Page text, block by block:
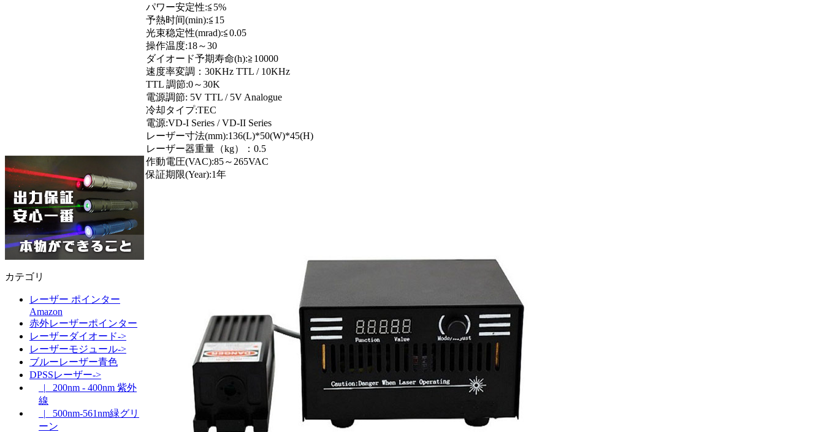
カテゴリ
レーザー ポインター
Amazon
赤外レーザーポインター
レーザーダイオード->
レーザーモジュール->
ブルーレーザー青色
DPSSレーザー->
|_ 200nm - 400nm 紫外
線
|_ 500nm-561nm緑グリ
ーン
パワー安定性:≦5%
予熱时间(min):≦15
光束稳定性(mrad):≦0.05
操作温度:18～30
ダイオード予期寿命(h):≧10000
速度率変調：30KHz TTL / 10KHz
TTL 調節:0～30K
電源調節: 5V TTL / 5V Analogue
冷却タイプ:TEC
電源:VD-I Series / VD-II Series
レーザー寸法(mm):136(L)*50(W)*45(H)
レーザー器重量（kg）：0.5
作動電圧(VAC):85～265VAC
保証期限(Year):1年